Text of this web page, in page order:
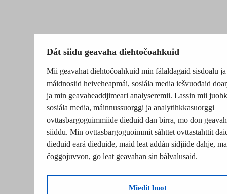
Dát siidu geavaha diehtočoahkuid
Mii geavahat diehtočoahkuid min fálaldagaid sisdoalu ja
máidnosiid heiveheapmái, sosiála media iešvuođaid
ja min geavaheaddjimeari analyseremii. Lassin mii
sosiála media, máinnussuorggi ja analytihkkasuorggi
ovttasbargoguimmiide dieđuid dan birra, mo don
siiddu. Min ovttasbargoguoimmit sáhttet ovttastahttit
dieđuid eará dieđuide, maid leat addán sidjiide dahje,
čoggojuvvon, go leat geavahan sin bálvalusaid.
Mieđit buot